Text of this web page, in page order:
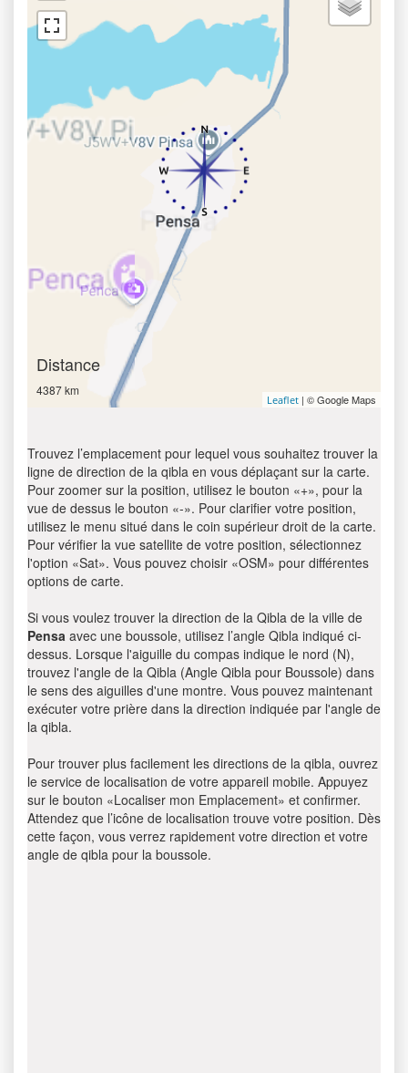
Distance
4387 km
Leaflet | © Google Maps
Trouvez l’emplacement pour lequel vous souhaitez trouver la
ligne de direction de la qibla en vous déplaçant sur la carte.
Pour zoomer sur la position, utilisez le bouton «+», pour la
vue de dessus le bouton «-». Pour clarifier votre position,
utilisez le menu situé dans le coin supérieur droit de la carte.
Pour vérifier la vue satellite de votre position, sélectionnez
l'option «Sat». Vous pouvez choisir «OSM» pour différentes
options de carte.
Si vous voulez trouver la direction de la Qibla de la ville de
Pensa avec une boussole, utilisez l’angle Qibla indiqué ci-
dessus. Lorsque l'aiguille du compas indique le nord (N),
trouvez l'angle de la Qibla (Angle Qibla pour Boussole) dans
le sens des aiguilles d'une montre. Vous pouvez maintenant
exécuter votre prière dans la direction indiquée par l'angle de
la qibla.
Pour trouver plus facilement les directions de la qibla, ouvrez
le service de localisation de votre appareil mobile. Appuyez
sur le bouton «Localiser mon Emplacement» et confirmer.
Attendez que l’icône de localisation trouve votre position. Dès
cette façon, vous verrez rapidement votre direction et votre
angle de qibla pour la boussole.